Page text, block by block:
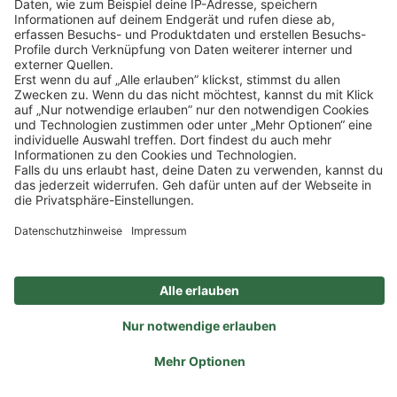
Akzeptieren
Powered by
Impressum Datenschutz
Privatsphäre-Einstellungen
Veranstaltungen
FAQ
Sitemap